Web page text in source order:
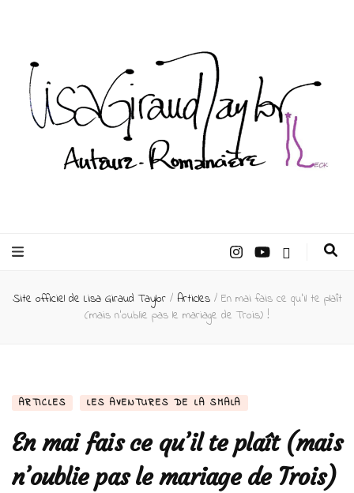
Taylor –
Auteur
Site officiel de Lisa Giraud Taylor / Articles / En mai fais ce qu’il te plaît
(mais n’oublie pas le mariage de Trois) !
ARTICLES LES AVENTURES DE LA SMALA
En mai fais ce qu’il te plaît (mais
n’oublie pas le mariage de Trois)